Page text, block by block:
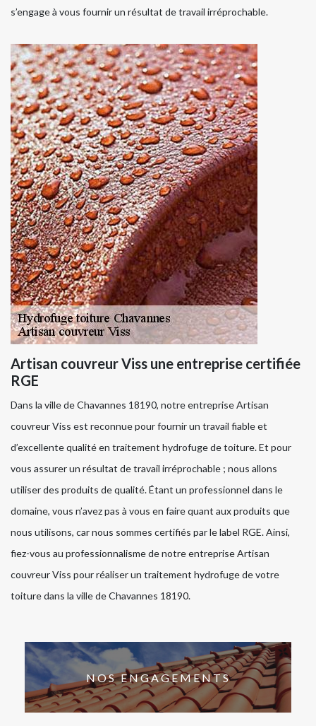
s’engage à vous fournir un résultat de travail irréprochable.
Artisan couvreur Viss une entreprise certifiée
RGE
Dans la ville de Chavannes 18190, notre entreprise Artisan
couvreur Viss est reconnue pour fournir un travail fiable et
d’excellente qualité en traitement hydrofuge de toiture. Et pour
vous assurer un résultat de travail irréprochable ; nous allons
utiliser des produits de qualité. Étant un professionnel dans le
domaine, vous n’avez pas à vous en faire quant aux produits que
nous utilisons, car nous sommes certifiés par le label RGE. Ainsi,
fiez-vous au professionnalisme de notre entreprise Artisan
couvreur Viss pour réaliser un traitement hydrofuge de votre
toiture dans la ville de Chavannes 18190.
NOS ENGAGEMENTS